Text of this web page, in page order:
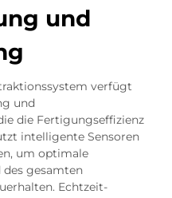
und
verfügt
und
die Fertigungseffizienz
intelligente Sensoren
um optimale
gesamten
Echtzeit-